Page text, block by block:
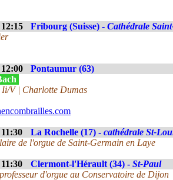
12:15 Fribourg (Suisse) - Cathédrale
12:00
Pontaumur (63)
Ii/V | Charlotte Dumas
11:30 La Rochelle (17) - cathédrale St-
de l'orgue de Saint-Germain en Laye
11:30 Clermont-l'Hérault (34) - St-Paul
d'orgue au Conservatoire de Dijon